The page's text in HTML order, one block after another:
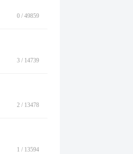
0 / 49859
3 / 14739
2 / 13478
1 / 13594